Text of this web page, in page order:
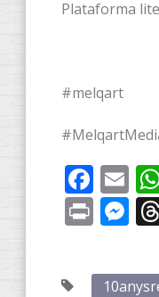
Plataforma
#melqart
Print